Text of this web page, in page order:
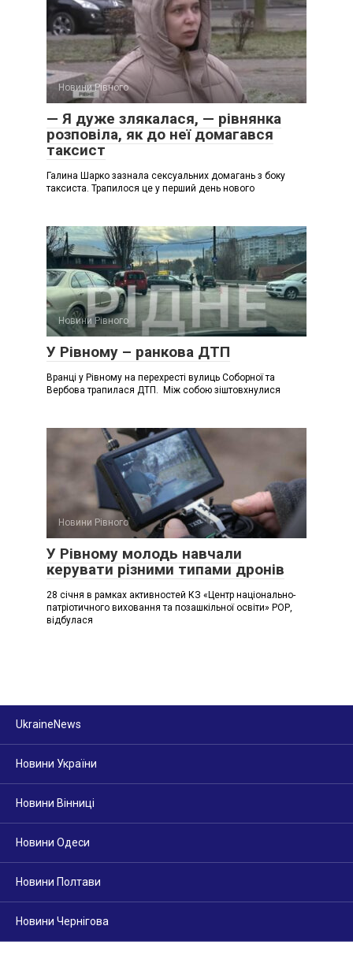
Новини Рівного
— Я дуже злякалася, — рівнянка
розповіла, як до неї домагався
таксист
Галина Шарко зазнала сексуальних домагань з боку
таксиста. Трапилося це у перший день нового
Новини Рівного
У Рівному – ранкова ДТП
Вранці у Рівному на перехресті вулиць Соборної та
Вербова трапилася ДТП. Між собою зіштовхнулися
Новини Рівного
У Рівному молодь навчали
керувати різними типами дронів
28 січня в рамках активностей КЗ «Центр національно-
патріотичного виховання та позашкільної освіти» РОР,
відбулася
UkraineNews
Новини України
Новини Вінниці
Новини Одеси
Новини Полтави
Новини Чернігова